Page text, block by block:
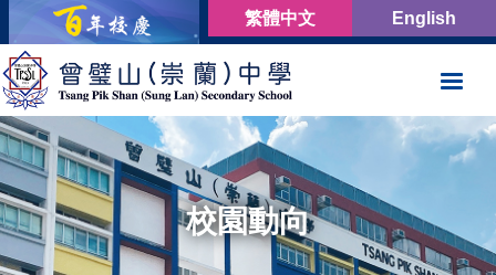
English
繁體中文
校園動向